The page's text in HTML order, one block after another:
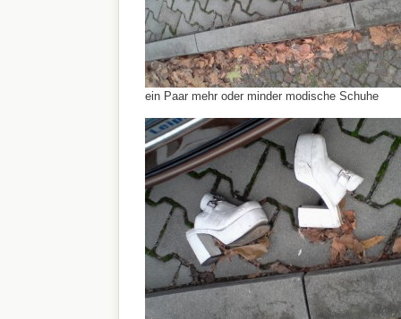
ein Paar mehr oder minder modische Schuhe